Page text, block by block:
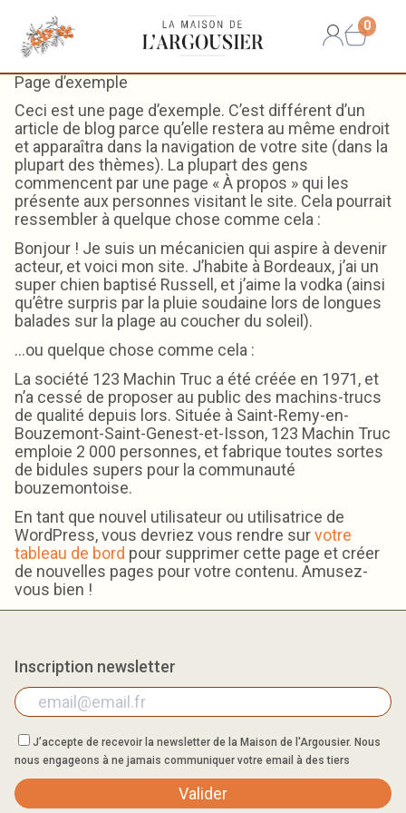
0
Page d’exemple
Ceci est une page d’exemple. C’est différent d’un
article de blog parce qu’elle restera au même endroit
et apparaîtra dans la navigation de votre site (dans la
plupart des thèmes). La plupart des gens
commencent par une page « À propos » qui les
présente aux personnes visitant le site. Cela pourrait
ressembler à quelque chose comme cela :
Bonjour ! Je suis un mécanicien qui aspire à devenir
acteur, et voici mon site. J’habite à Bordeaux, j’ai un
super chien baptisé Russell, et j’aime la vodka (ainsi
qu’être surpris par la pluie soudaine lors de longues
balades sur la plage au coucher du soleil).
…ou quelque chose comme cela :
La société 123 Machin Truc a été créée en 1971, et
n’a cessé de proposer au public des machins-trucs
de qualité depuis lors. Située à Saint-Remy-en-
Bouzemont-Saint-Genest-et-Isson, 123 Machin Truc
emploie 2 000 personnes, et fabrique toutes sortes
de bidules supers pour la communauté
bouzemontoise.
En tant que nouvel utilisateur ou utilisatrice de
WordPress, vous devriez vous rendre survotre
tableau de bord pour supprimer cette page et créer
de nouvelles pages pour votre contenu. Amusez-
vous bien !
Inscription newsletter
J’accepte de recevoir la newsletter de la Maison de l'Argousier. Nous
nous engageons à ne jamais communiquer votre email à des tiers
Valider